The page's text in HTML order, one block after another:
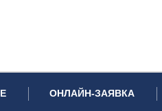
ОНЛАЙН-ЗАЯВКА